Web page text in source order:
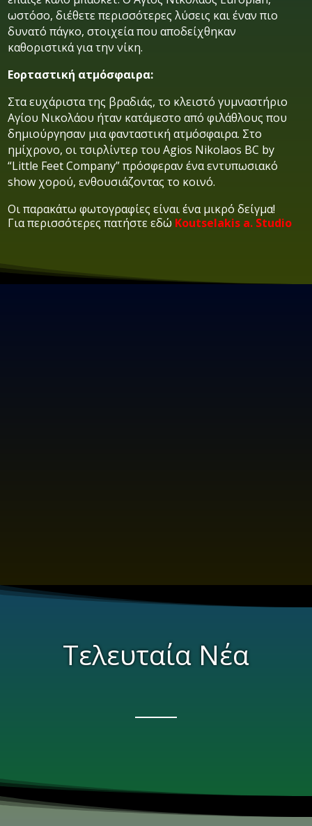
ωστόσο, διέθετε περισσότερες λύσεις και έναν πιο
δυνατό πάγκο, στοιχεία που αποδείχθηκαν
καθοριστικά για την νίκη.
Εορταστική ατμόσφαιρα:
Στα ευχάριστα της βραδιάς, το κλειστό γυμναστήριο
Αγίου Νικολάου ήταν κατάμεστο από φιλάθλους που
δημιούργησαν μια φανταστική ατμόσφαιρα. Στο
ημίχρονο, οι τσιρλίντερ του Agios Nikolaos BC by
“Little Feet Company” πρόσφεραν ένα εντυπωσιακό
show χορού, ενθουσιάζοντας το κοινό.
Οι παρακάτω φωτογραφίες είναι ένα μικρό δείγμα!
Για περισσότερες πατήστε εδώ Koutselakis a. Studio
Τελευταία Νέα